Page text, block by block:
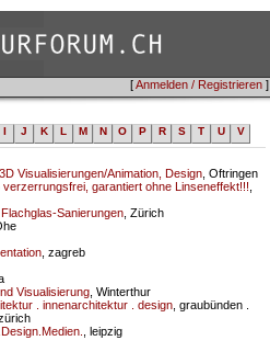
[Anmelden / Registrieren ]
I J K L M N O P R S T U
V
Visualisierungen/Animation, Design , Oftringen
garantiert ohne Linseneffekt!!!
Sanierungen , Zürich
, zagreb
Visualisierung , Winterthur
. innenarchitektur . design , graubünden .
, leipzig